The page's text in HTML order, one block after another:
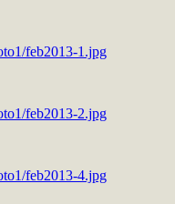
feb2013-1.jpg
feb2013-2.jpg
feb2013-4.jpg